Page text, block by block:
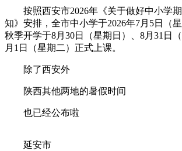
按照西安市2026年《关于做好中小学
知》安排，全市中小学于2026年7月5日（
秋季开学于8月30日（星期日）、8月31日
月1日（星期二）正式上课。
除了西安外
陕西其他两地的暑假时间
也已经公布啦
延安市